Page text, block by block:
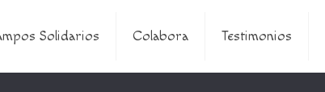
Solidarios Colabora Testimonios